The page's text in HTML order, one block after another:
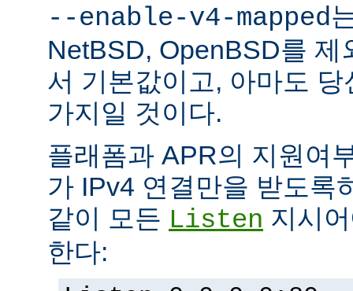
--enable-v4-mapped
NetBSD, OpenBSD를 제
서 기본값이고, 아마도
가지일 것이다.
플래폼과 APR의 지원여
가 IPv4 연결만을 받도록
같이 모든 Listen 지시
한다: